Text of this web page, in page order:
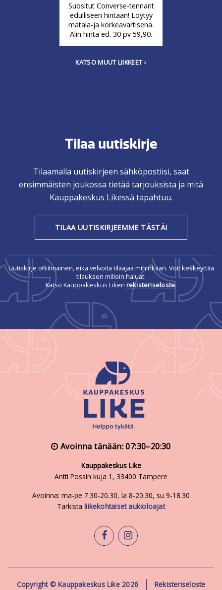
Suositut Converse-tennarit
edulliseen hintaan! Löytyy
matala-ja korkeavartisena.
Alin hinta ed. 30 pv 59,90.
KATSO MUUT LIIKKEET
Tilaa uutiskirje
Tilaamalla uutiskirjeen sähköpostiisi, saat
ensimmäisten joukossa tietää tarjouksista ja mitä
Kauppakeskus Likessä tapahtuu.
TILAA UUTISKIRJEEMME TÄSTÄ!
Uutiskirje on ilmainen, eikä velvoita tilaajaa mihinkään. Voit keskeyttää
tilauksen milloin haluat.
Katso Kauppakeskus Liken rekisteriseloste.
Avoinna tänään: 07:30–20:30
Kauppakeskus Like
Antti Possin kuja 1, 33400 Tampere
Avoinna: ma-pe 7.30-20.30, la 8-20.30, su 9-18.30
Tarkistaliikekohtaiset aukioloajat
facebookinstagram
Copyright © Kauppakeskus Like 2026 Rekisteriseloste